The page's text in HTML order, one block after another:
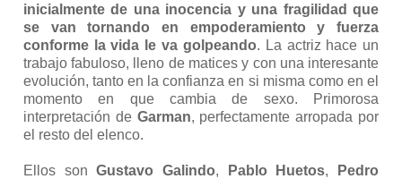
inicialmente de una inocencia y una fragilidad que
se van tornando en empoderamiento y fuerza
conforme la vida le va golpeando. La actriz hace un
trabajo fabuloso, lleno de matices y con una interesante
evolución, tanto en la confianza en si misma como en el
momento en que cambia de sexo. Primorosa
interpretación deGarman, perfectamente arropada por
el resto del elenco.
Ellos sonGustavo Galindo, Pablo Huetos,
Pedro